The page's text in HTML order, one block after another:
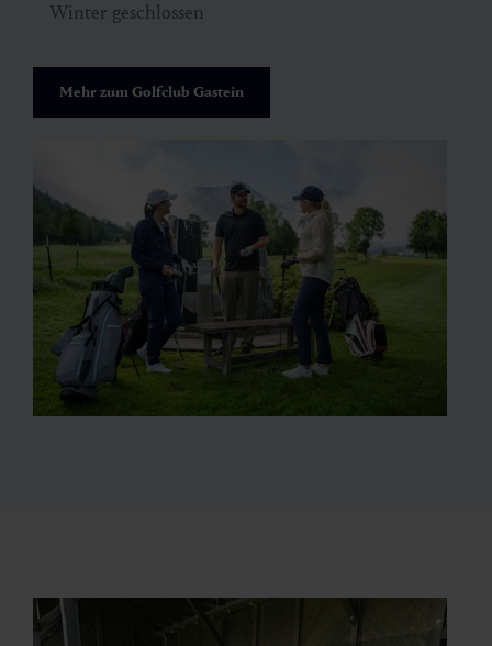
Winter geschlossen
Mehr zum Golfclub Gastein